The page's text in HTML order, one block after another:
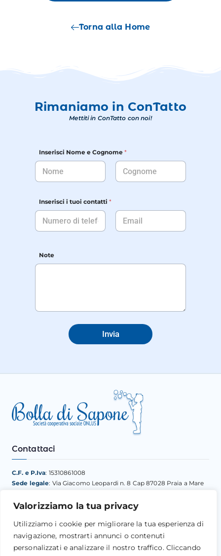
Valorizziamo la tua privacy
Utilizziamo i cookie per migliorare la tua esperienza di
navigazione, mostrarti annunci o contenuti
personalizzati e analizzare il nostro traffico. Cliccando
Torna alla Home
Rimaniamo in ConTatto
Mettiti in ConTatto con noi!
*Inserisci Nome e Cognome *
Inserisci i tuoi contatti *
Note
Invia
Contattaci
C.F. e P.Iva: 15310861008
Sede legale: Via Giacomo Leopardi n. 8 Cap 87028 Praia a Mare
Dott. Davide D’Elia–3475387524
bolladisapone.scsonlus@pec.it